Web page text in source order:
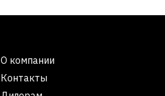
О компании
Контакты